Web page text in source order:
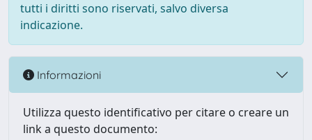
tutti i diritti sono riservati, salvo diversa
indicazione.
Informazioni
Utilizza questo identificativo per citare o creare un
link a questo documento: